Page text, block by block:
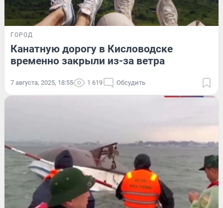
ГОРОД
Канатную дорогу в Кисловодске
временно закрыли из-за ветра
7 августа, 2025, 18:55 1 619 Обсудить